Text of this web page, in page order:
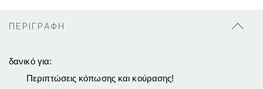
ΠΕΡΙΓΡΑΦΗ
δανικό για:
Περιπτώσεις κόπωσης και κούρασης!